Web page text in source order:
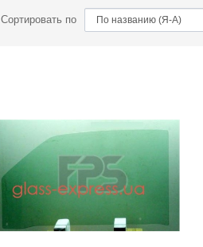
Сортировать по